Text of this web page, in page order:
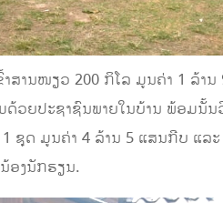
ນໜຽວ 200 ກິໂລ ມູນຄ່າ 1 ລ້ານ
ວຍປະຊາຊົນພາຍໃນບ້ານ ພ້ອມນັ້
ຊຸດ ມູນຄ່າ 4 ລ້ານ 5 ແສນກີບ ແລ
ອງນັກຮຽນ.